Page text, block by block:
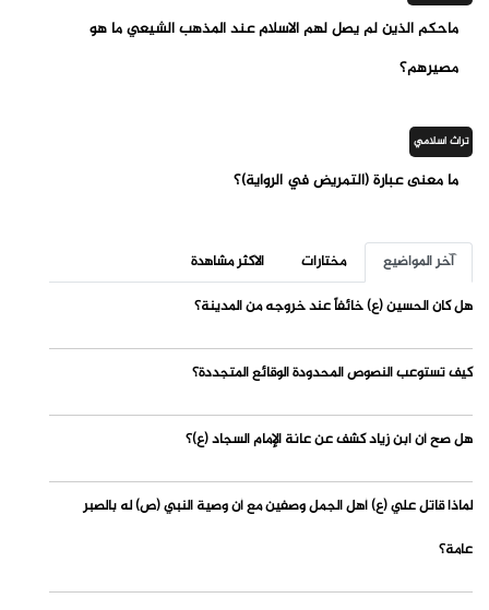
ماحكم الذين لم يصل لهم الاسلام عند المذهب الشيعي ما هو
مصيرهم؟
تراث اسلامي
ما معنى عبارة (التمريض في الرواية)؟
آخر المواضيع مختارات
الاكثر مشاهدة
هل كان الحسين (ع) خائفاً عند خروجه من المدينة؟
كيف تستوعب النصوص المحدودة الوقائع المتجددة؟
هل صح أن ابن زياد كشف عن عانة الإمام السجاد (ع)؟
لماذا قاتل علي (ع) أهل الجمل وصفين مع أن وصية النبي (ص) له بالصبر
عامة؟